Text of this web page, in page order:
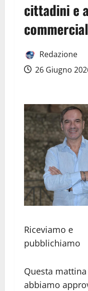
cittadini e
Redazione
26 Giugno
Riceviamo e
pubblichiamo
Questa mattina
abbiamo